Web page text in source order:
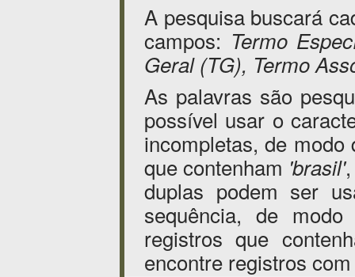
A pesquisa buscará
campos: Termo
Geral (TG), Termo
As palavras são
possível usar o
incompletas, de
que contenham 'brasil'
duplas podem ser
sequência, de
registros que
encontre registros